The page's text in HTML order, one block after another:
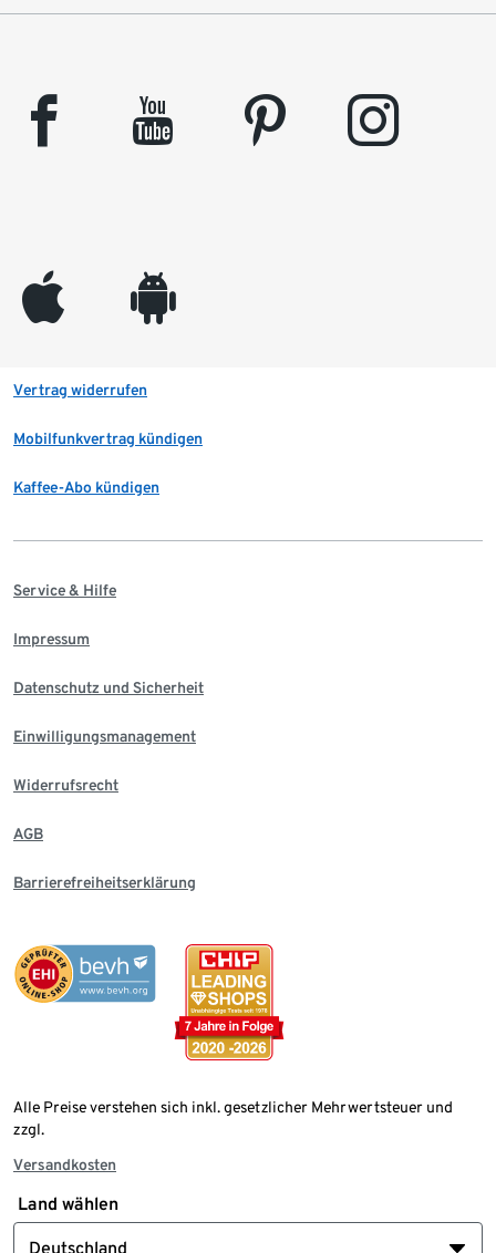
facebook youtube pinterest instagram
appleinc android
Vertrag widerrufen
Mobilfunkvertrag kündigen
Kaffee-Abo kündigen
Service & Hilfe
Impressum
Datenschutz und Sicherheit
Einwilligungsmanagement
Widerrufsrecht
AGB
Barrierefreiheitserklärung
Alle Preise verstehen sich inkl. gesetzlicher Mehrwertsteuer und
zzgl.
Versandkosten
Land wählen
Deutschland